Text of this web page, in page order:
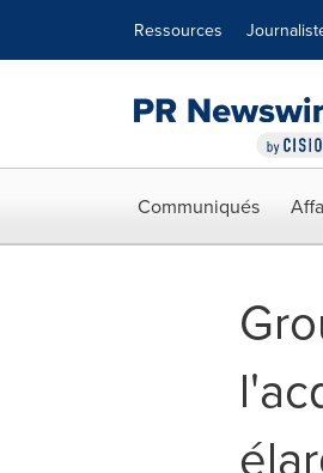
Ressources
Communiqués